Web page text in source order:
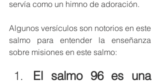
servía como un himno de adoración.
Algunos versículos son notorios en este
salmo para entender la enseñanza
sobre misiones en este salmo:
El salmo 96 es una